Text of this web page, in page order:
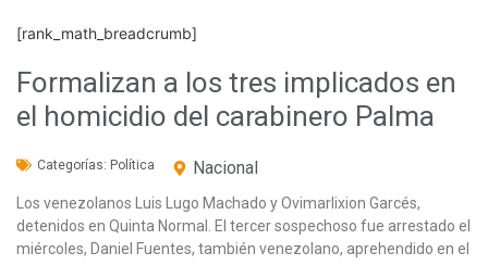
[rank_math_breadcrumb]
Formalizan a los tres implicados en
el homicidio del carabinero Palma
Categorías: Política Nacional
Los venezolanos Luis Lugo Machado y Ovimarlixion Garcés,
detenidos en Quinta Normal. El tercer sospechoso fue arrestado el
miércoles, Daniel Fuentes, también venezolano, aprehendido en el